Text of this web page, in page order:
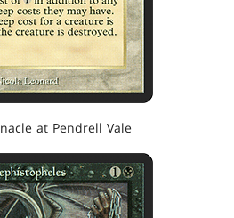
at Pendrell Vale